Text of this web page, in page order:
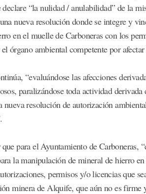
declare “la nulidad / anulabilidad” de la
nueva resolución donde se integre y
en el muelle de Carboneras con los
órgano ambiental competente por
“evaluándose las afecciones
paralizándose toda actividad
nueva resolución de autorización
que para el Ayuntamiento de
la manipulación de mineral de hierro
permisos y/o licencias que
minera de Alquife, que aún no es firme